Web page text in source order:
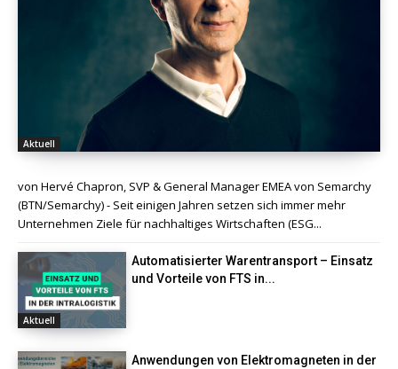
Aktuell
von Hervé Chapron, SVP & General Manager EMEA von Semarchy
(BTN/Semarchy) - Seit einigen Jahren setzen sich immer mehr
Unternehmen Ziele für nachhaltiges Wirtschaften (ESG...
Aktuell
Automatisierter Warentransport – Einsatz
und Vorteile von FTS in...
Anwendungen von Elektromagneten in der